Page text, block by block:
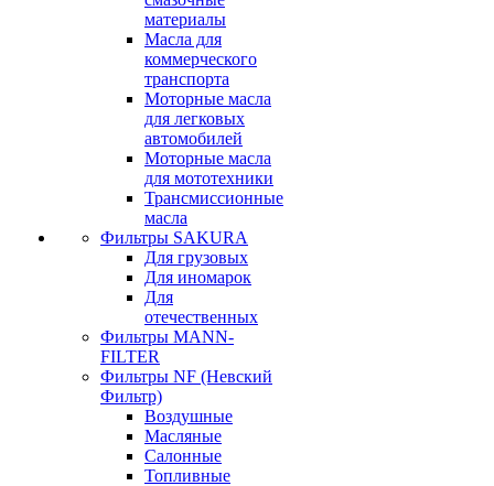
материалы
Масла для
коммерческого
транспорта
Моторные масла
для легковых
автомобилей
Моторные масла
для мототехники
Трансмиссионные
масла
Фильтры SAKURA
Для грузовых
Для иномарок
Для
отечественных
Фильтры MANN-
FILTER
Фильтры NF (Невский
Фильтр)
Воздушные
Масляные
Салонные
Топливные